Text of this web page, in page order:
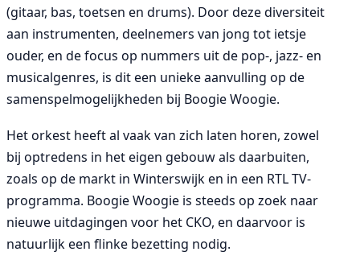
(gitaar, bas, toetsen en drums). Door deze diversiteit
aan instrumenten, deelnemers van jong tot ietsje
ouder, en de focus op nummers uit de pop-, jazz- en
musicalgenres, is dit een unieke aanvulling op de
samenspelmogelijkheden bij Boogie Woogie.
Het orkest heeft al vaak van zich laten horen, zowel
bij optredens in het eigen gebouw als daarbuiten,
zoals op de markt in Winterswijk en in een RTL TV-
programma. Boogie Woogie is steeds op zoek naar
nieuwe uitdagingen voor het CKO, en daarvoor is
natuurlijk een flinke bezetting nodig.